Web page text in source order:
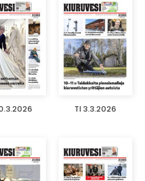
TI 3.3.2026